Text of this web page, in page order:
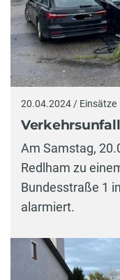
20.04.2024 / Einsätze
Am Samstag,
Redlham zu
Bundesstraße 1
alarmiert.